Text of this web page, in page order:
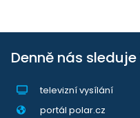
Denně nás sleduje
televizní vysílání
portál polar.cz